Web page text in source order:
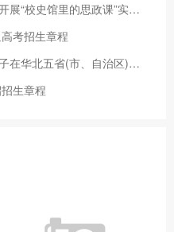
河北北方学院马克思主义学院开展“校史馆里的思政课”实践教学活动
考招生章程
河北科技师范学院数信学院学子在华北五省(市、自治区)大学生机器人大赛中再创佳绩
生章程